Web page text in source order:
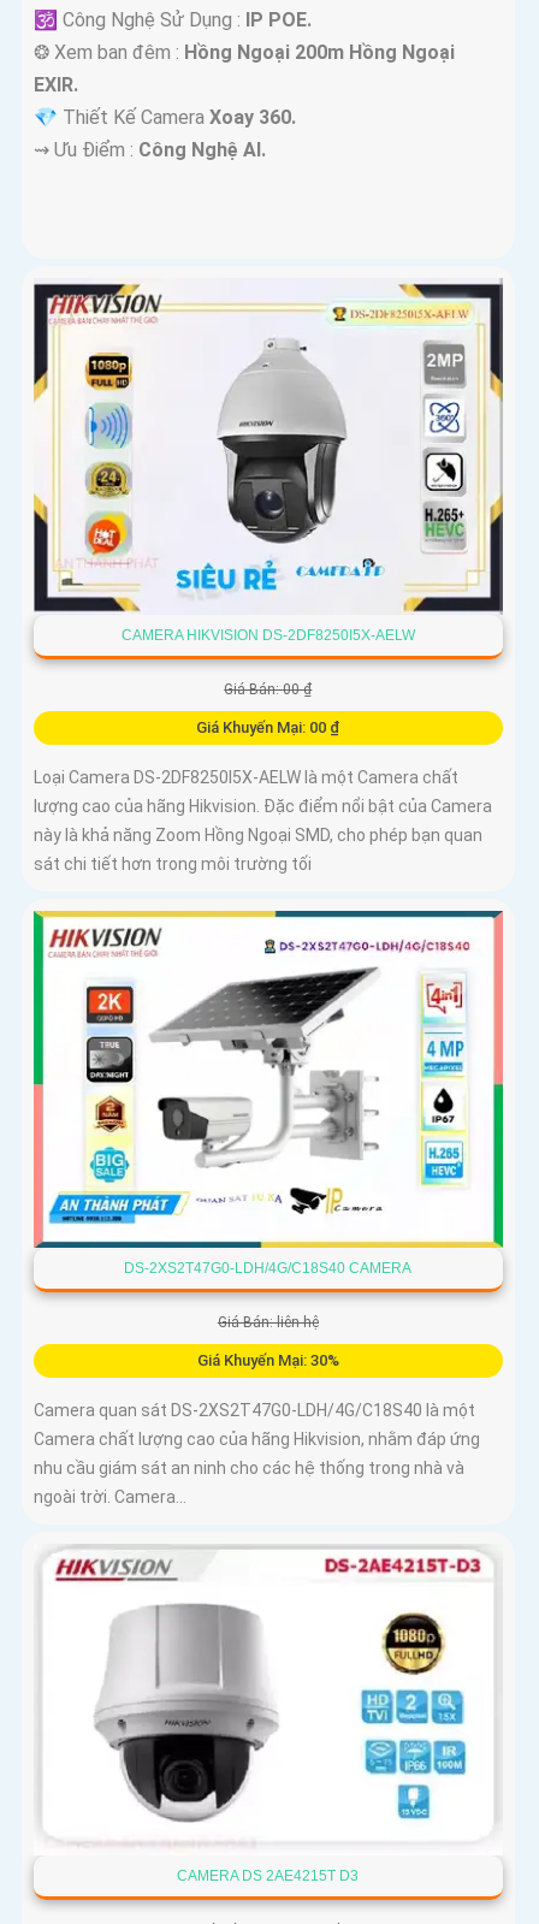
🕉️ Công Nghệ Sử Dụng : IP POE.
❂ Xem ban đêm : Hồng Ngoại 200m Hồng Ngoại
EXIR.
💎 Thiết Kế Camera Xoay 360.
️⇝ Ưu Điểm : Công Nghệ AI.
CAMERA HIKVISION DS-2DF8250I5X-AELW
Giá Bán: 00 ₫
Giá Khuyến Mại: 00 ₫
Loại Camera DS-2DF8250I5X-AELW là một Camera chất
lượng cao của hãng Hikvision. Đặc điểm nổi bật của Camera
này là khả năng Zoom Hồng Ngoại SMD, cho phép bạn quan
sát chi tiết hơn trong môi trường tối
DS-2XS2T47G0-LDH/4G/C18S40 CAMERA
Giá Bán: liên hệ
Giá Khuyến Mại: 30%
Camera quan sát DS-2XS2T47G0-LDH/4G/C18S40 là một
Camera chất lượng cao của hãng Hikvision, nhằm đáp ứng
nhu cầu giám sát an ninh cho các hệ thống trong nhà và
ngoài trời. Camera...
CAMERA DS 2AE4215T D3